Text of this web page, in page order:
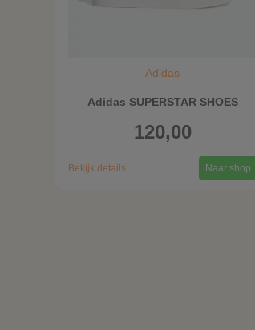
Adidas
Adidas SUPERSTAR SHOES
120,00
Bekijk details Naar shop